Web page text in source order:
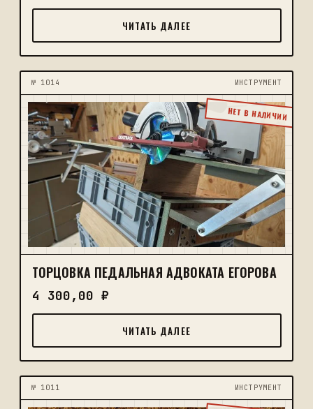
ЧИТАТЬ ДАЛЕЕ
№ 1014 ИНСТРУМЕНТ
НЕТ В НАЛИЧИИ
ТОРЦОВКА ПЕДАЛЬНАЯ АДВОКАТА ЕГОРОВА
4 300,00 ₽
ЧИТАТЬ ДАЛЕЕ
№ 1011 ИНСТРУМЕНТ